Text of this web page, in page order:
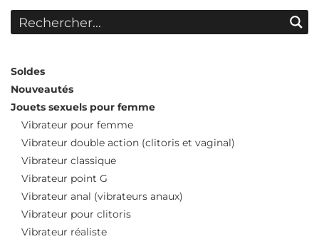
Soldes
Nouveautés
Jouets sexuels pour femme
Vibrateur pour femme
Vibrateur double action (clitoris et vaginal)
Vibrateur classique
Vibrateur point G
Vibrateur anal (vibrateurs anaux)
Vibrateur pour clitoris
Vibrateur réaliste